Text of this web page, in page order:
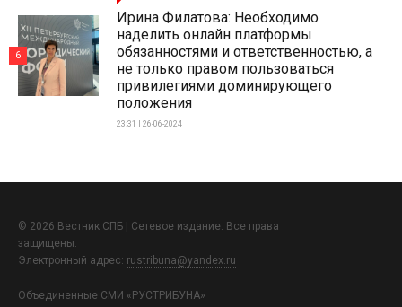
Ирина Филатова: Необходимо
наделить онлайн платформы
обязанностями и ответственностью, а
не только правом пользоваться
привилегиями доминирующего
положения
23:31 | 26-06-2024
6
© 2026 Вестник СПБ | Сетевое издание. Все права
защищены.
Электронный адрес: rustribuna@yandex.ru
Объединенные СМИ «РУСТРИБУНА»